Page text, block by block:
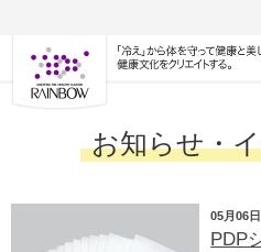
お知らせ・
05月06日
PDP